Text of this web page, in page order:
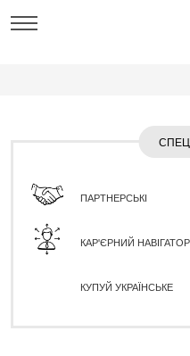
ПАРТНЕРСЬКІ
КАР'ЄРНИЙ НАВІГАТОР
КУПУЙ УКРАЇНСЬКЕ